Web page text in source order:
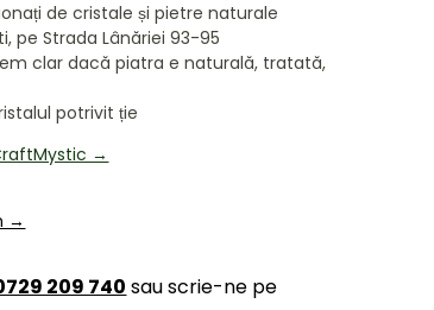
de cristale și pietre naturale
pe Strada Lânăriei 93-95
clar dacă piatra e naturală, tratată,
potrivit ție
→
→
209 740 sau scrie-ne pe